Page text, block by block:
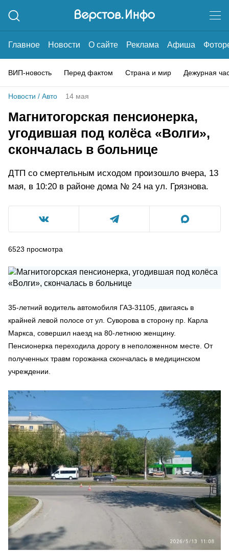
Главное Новости О сайте Реклама Афиша
ВИП-новость Перед фактом Страна и мир Дежурная
Новости / Авто 14 мая
Магнитогорская пенсионерка,
угодившая под колёса «Волги»,
скончалась в больнице
ДТП со смертельным исходом произошло вчера, 13
мая, в 10:20 в районе дома № 24 на ул. Грязнова.
6523 просмотра
35-летний водитель автомобиля ГАЗ-31105, двигаясь в
крайней левой полосе от ул. Суворова в сторону пр. Карла
Маркса, совершил наезд на 80-летнюю женщину.
Пенсионерка переходила дорогу в неположенном месте. От
полученных травм горожанка скончалась в медицинском
учреждении.